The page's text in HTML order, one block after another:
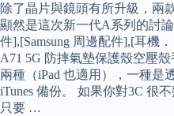
除了晶片與鏡頭有所升級，兩
顯然是這次新一代A系列的討
件],[Samsung 周邊配件],[耳機
A71 5G 防摔氣墊保護殼空壓
兩種（iPad 也適用），一種是
iTunes 備份。 如果你對3C 很
只要 …